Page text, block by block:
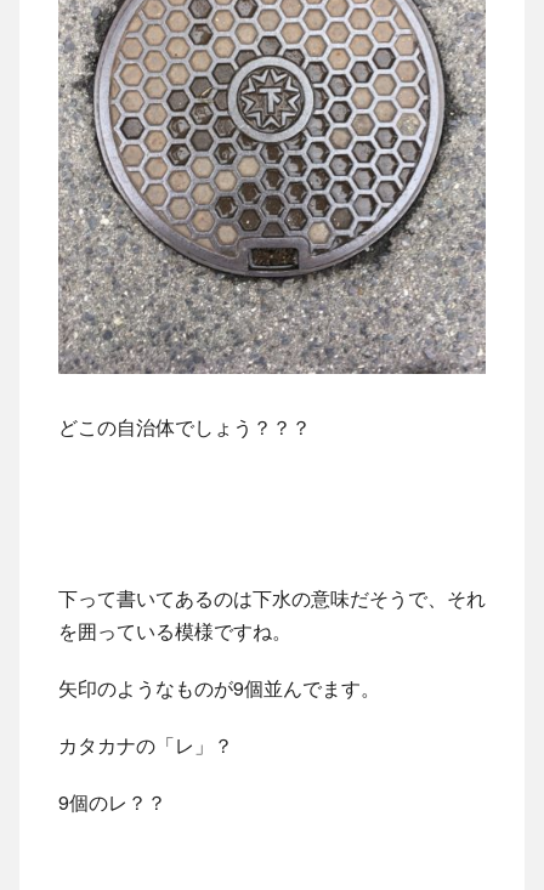
どこの自治体でしょう？？？
下って書いてあるのは下水の意味だそうで、それ
を囲っている模様ですね。
矢印のようなものが9個並んでます。
カタカナの「レ」？
9個のレ？？